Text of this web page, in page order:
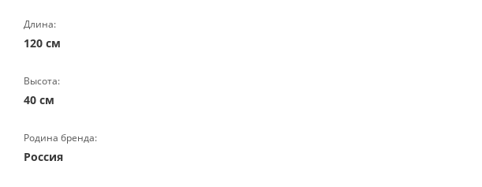
Длина:
120 см
Высота:
40 см
Родина бренда:
Россия